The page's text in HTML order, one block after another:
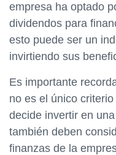
empresa ha optado
dividendos para
esto puede ser un
invirtiendo sus
Es importante
no es el único
decide invertir en
también deben
finanzas de la